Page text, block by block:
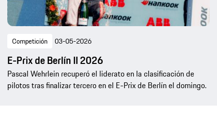
Competición 03-05-2026
E-Prix de Berlín II 2026
Pascal Wehrlein recuperó el liderato en la clasificación de
pilotos tras finalizar tercero en el E-Prix de Berlín el domingo.